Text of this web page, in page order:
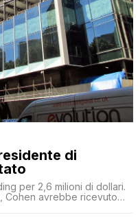
di
per 2,6 milioni di dollari.
Cohen avrebbe ricevuto